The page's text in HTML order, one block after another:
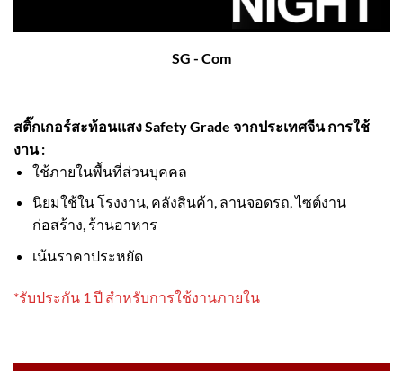
SG - Com
สติ๊กเกอร์สะท้อนแสง Safety Grade จากประเทศจีนการใช้
งาน :
ใช้ภายในพื้นที่ส่วนบุคคล
นิยมใช้ใน โรงงาน, คลังสินค้า, ลานจอดรถ, ไซต์งาน
ก่อสร้าง, ร้านอาหาร
เน้นราคาประหยัด
*รับประกัน 1 ปี สำหรับการใช้งานภายใน